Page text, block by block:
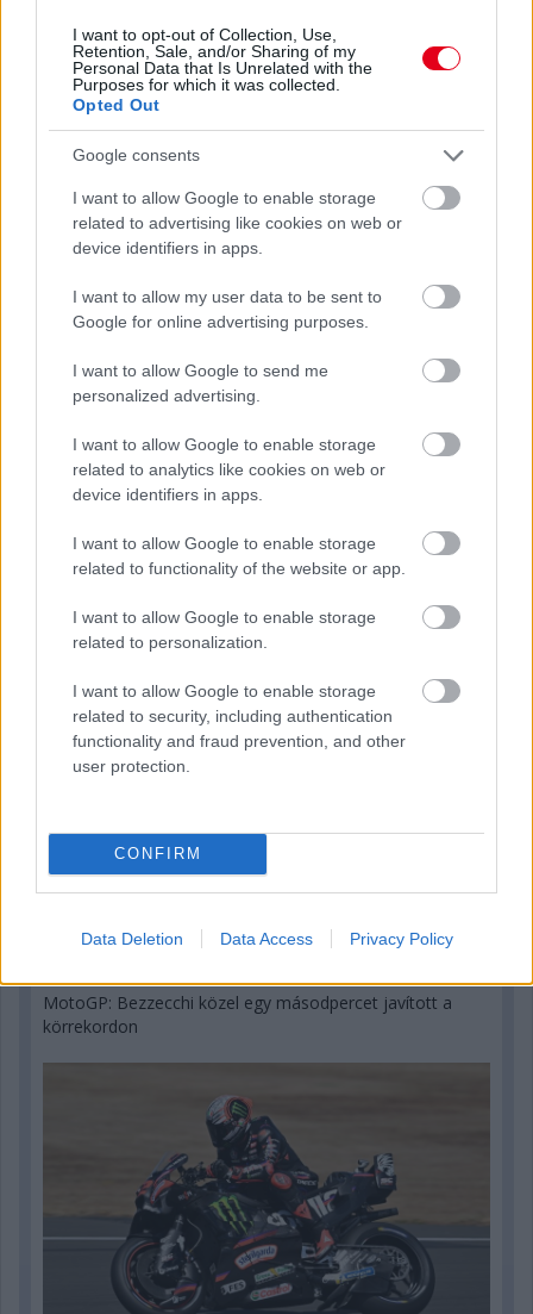
I want to opt-out of Collection, Use,
Retention, Sale, and/or Sharing of my
Personal Data that Is Unrelated with the
Purposes for which it was collected.
Opted Out
Google consents
I want to allow Google to enable storage
related to advertising like cookies on web or
device identifiers in apps.
I want to allow my user data to be sent to
Google for online advertising purposes.
I want to allow Google to send me
personalized advertising.
I want to allow Google to enable storage
related to analytics like cookies on web or
device identifiers in apps.
I want to allow Google to enable storage
related to functionality of the website or app.
I want to allow Google to enable storage
related to personalization.
I want to allow Google to enable storage
related to security, including authentication
functionality and fraud prevention, and other
user protection.
CONFIRM
Data Deletion Data Access Privacy Policy
1 napja
Domenicali szerint
„Jó látni, hogy közel az álom” – Camara az F1-es
pletykákról
MotoGP: Bezzecchi közel egy másodpercet javított a
körrekordon